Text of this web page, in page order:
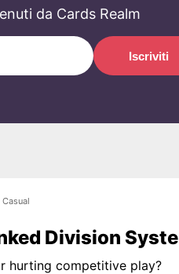
da Cards Realm
Iscriviti
Casual
Division
hurting competitive play?